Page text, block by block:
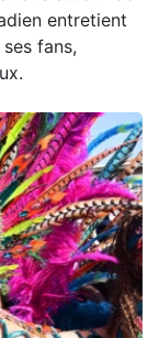
entretient
fans,